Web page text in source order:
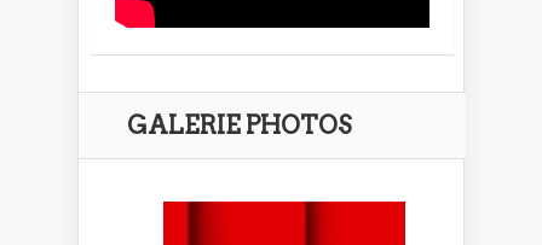
GALERIE PHOTOS